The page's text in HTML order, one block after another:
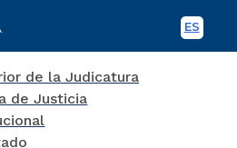
ES